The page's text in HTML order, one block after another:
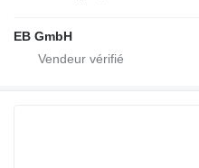
EB GmbH